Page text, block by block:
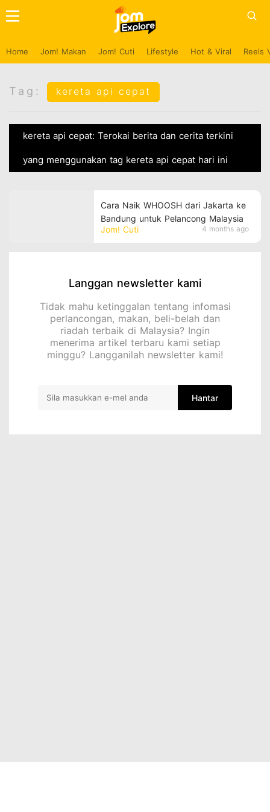
Home Jom! Makan Jom! Cuti Lifestyle Hot & Viral Reels
Tag: kereta api cepat
kereta api cepat: Terokai berita dan cerita terkini
yang menggunakan tag kereta api cepat hari ini
Jom! Cuti 4 months ago
Cara Naik WHOOSH dari Jakarta ke
Bandung untuk Pelancong Malaysia
Langgan newsletter kami
Tidak mahu ketinggalan tentang infomasi
perlancongan, makan, beli-belah dan
riadah terbaik di Malaysia? Ingin
menerima artikel terbaru kami setiap
minggu? Langganilah newsletter kami!
Hantar